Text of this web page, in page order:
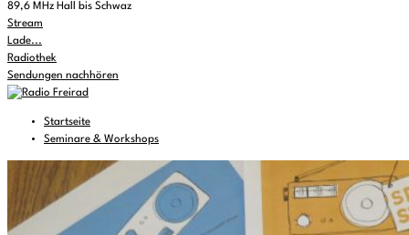
89,6 MHz Hall bis Schwaz
Stream
Lade...
Radiothek
Sendungen nachhören
Startseite
Seminare & Workshops